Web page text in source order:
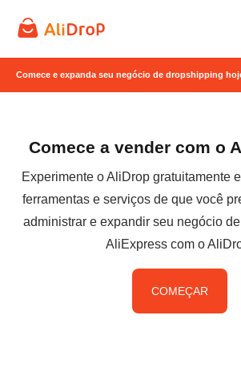
Comece e expanda seu negócio de dropshipping
Comece a vender com o
Experimente o AliDrop gratuitamente
ferramentas e serviços de que você
administrar e expandir seu negócio
AliExpress com o
COMEÇAR